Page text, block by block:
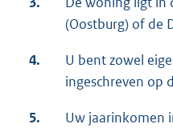
(Oostburg) of de
4.
U bent zowel
ingeschreven op
5. Uw jaarinkomen